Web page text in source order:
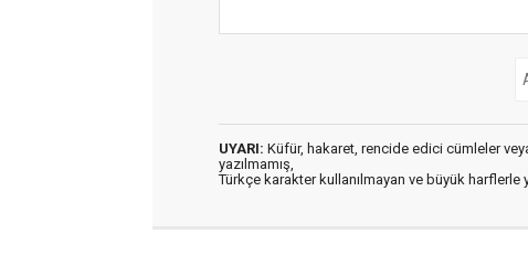
UYARI: Küfür, hakaret, rencide edici cümleler
yazılmamış,
Türkçe karakter kullanılmayan ve büyük harflerle